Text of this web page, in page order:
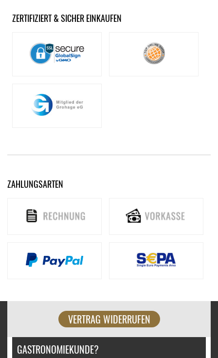
ZERTIFIZIERT & SICHER EINKAUFEN
ZAHLUNGSARTEN
VERTRAG WIDERRUFEN
GASTRONOMIEKUNDE?